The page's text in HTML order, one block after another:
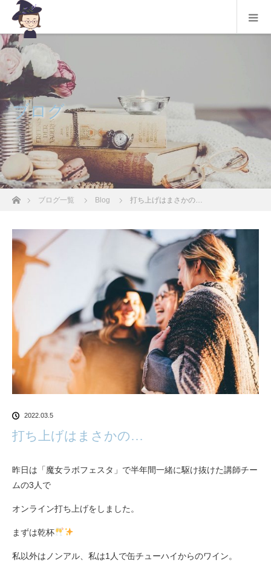
ブログ
ホームブログ一覧 Blog 打ち上げはまさかの…
2022.03.5
打ち上げはまさかの…
昨日は「魔女ラボフェスタ」で半年間一緒に駆け抜けた講師チー
ムの3人で
オンライン打ち上げをしました。
まずは乾杯
私以外はノンアル、私は1人で缶チューハイからのワイン。